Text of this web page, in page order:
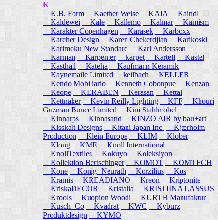
K
K.B. Form
Kaether Weise KAIA
Kaindl
Kaldewei
Kale Kallemo Kalmar
Kamism
Karakter Copenhagen
Karasek
Karboxx
Karcher Design
Karen Chekerdjian
Karikoski
Karimoku New Standard
Karl Andersson
Karman
Karpenter karpet Kartell
Kastel
Kasthall
Kateha
Kaufmann Keramik
Kaynemaile Limited keilbach
KELLER
Kendo Mobiliario
Kenneth Cobonpue
Kenzan
Keope
KERABEN Kerasan
Kettal
Kettnaker Kevin Reilly Lighting KFF
Khouri
Guzman Bunce Limited
Kim Stahlmobel
Kinnarps
Kinnasand
KINZO AIR by bau+art
Kisskalt Designs
Kitani Japan Inc.
Kjærholm
Production
Klein Europe KLIM
Klober
Klong
KME
Knoll International
KnollTextiles
Kokuyo
Koleksiyon
Kollektion Bertschinger KOMOT
KOMTECH
Kone
Konig+Neurath Korzilius
Kos
Kramis
KREADIANO Kreon
Kriptonite
KriskaDECOR
Kristalia
KRISTIINA LASSUS
Krools
Kuopion Woodi
KURTH Manufaktur
Kusch+Co
Kvadrat KWC
Kyburz
Produktdesign
KYMO